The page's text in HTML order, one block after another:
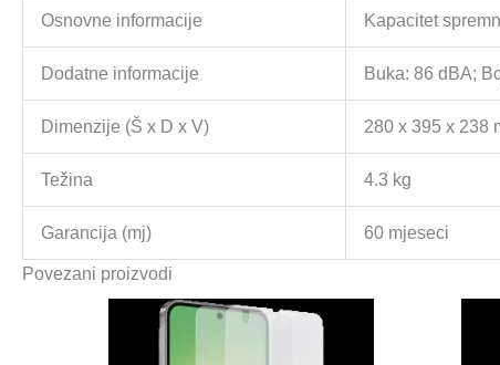
Osnovne informacije Kapacitet
Dodatne informacije Buka: 86 dBA;
Dimenzije (Š x D x V) 280 x 395 x 238
Težina 4.3 kg
Garancija (mj) 60 mjeseci
Povezani proizvodi